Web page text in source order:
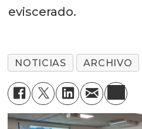
eviscerado.
NOTICIAS ARCHIVO